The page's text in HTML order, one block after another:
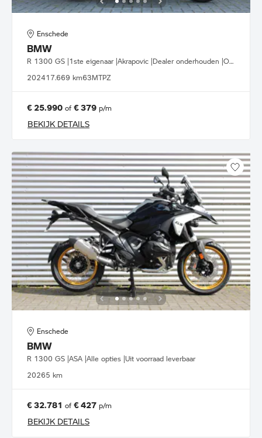
Enschede
BMW
R 1300 GS |1ste eigenaar |Akrapovic |Dealer onderhouden |Option 719
202417.669 km63MTPZ
€ 25.990 of € 379 p/m
BEKIJK DETAILS
Enschede
BMW
R 1300 GS |ASA |Alle opties |Uit voorraad leverbaar
20265 km
€ 32.781 of € 427 p/m
BEKIJK DETAILS